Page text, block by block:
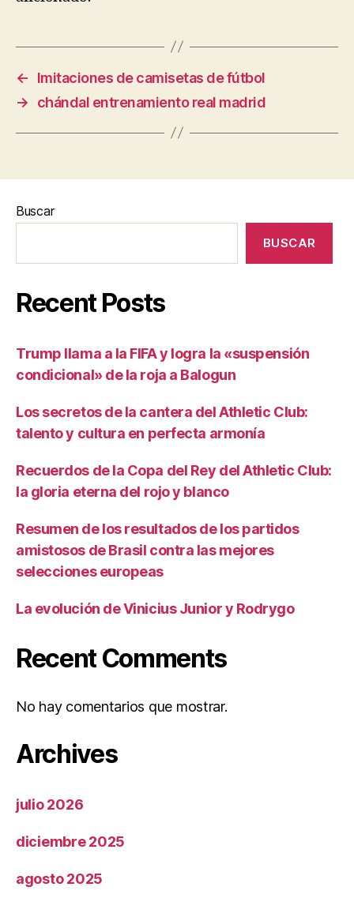
←
Imitaciones de camisetas de fútbol
→
chándal entrenamiento real madrid
Buscar
BUSCAR
Recent Posts
Trump llama a la FIFA y logra la «suspensión
condicional» de la roja a Balogun
Los secretos de la cantera del Athletic Club:
talento y cultura en perfecta armonía
Recuerdos de la Copa del Rey del Athletic Club:
la gloria eterna del rojo y blanco
Resumen de los resultados de los partidos
amistosos de Brasil contra las mejores
selecciones europeas
La evolución de Vinicius Junior y Rodrygo
Recent Comments
No hay comentarios que mostrar.
Archives
julio 2026
diciembre 2025
agosto 2025